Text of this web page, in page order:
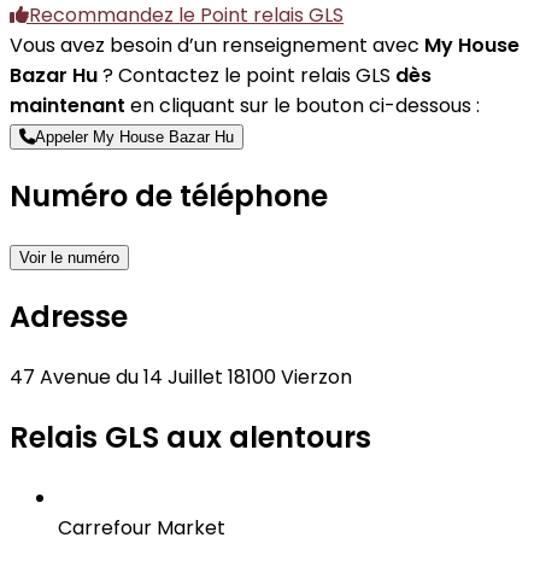
Recommandez le Point relais GLS
Vous avez besoin d’un renseignement avec My House
Bazar Hu? Contactez le point relais GLS dès
maintenant en cliquant sur le bouton ci-dessous :
Appeler My House Bazar Hu
Numéro de téléphone
Voir le numéro
Adresse
47 Avenue du 14 Juillet 18100 Vierzon
Relais GLS aux alentours
Carrefour Market